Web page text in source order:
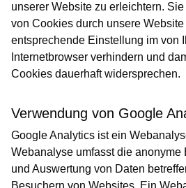
unserer Website zu erleichtern.
von Cookies durch unsere
entsprechende Einstellung im von
Internetbrowser verhindern und
Cookies dauerhaft widersprechen.
Verwendung von Google
Google Analytics ist ein
Webanalyse umfasst die anonyme
und Auswertung von Daten
Besuchern von Websites. Ein